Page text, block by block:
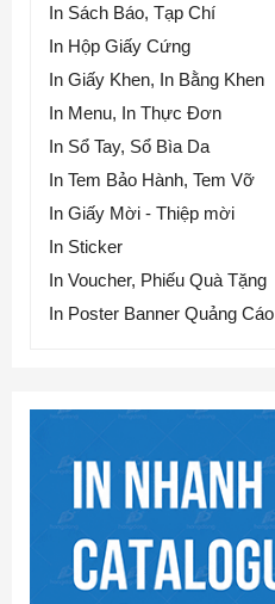
In Sách Báo, Tạp Chí
In Hộp Giấy Cứng
In Giấy Khen, In Bằng Khen
In Menu, In Thực Đơn
In Sổ Tay, Sổ Bìa Da
In Tem Bảo Hành, Tem Vỡ
In Giấy Mời - Thiệp mời
In Sticker
In Voucher, Phiếu Quà Tặng
In Poster Banner Quảng Cáo